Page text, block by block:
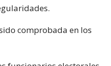
comprobada en los